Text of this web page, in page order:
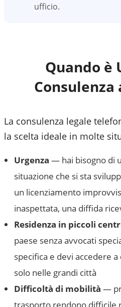
ufficio.
Quando è
Consulenza
La consulenza legale
la scelta ideale in molte
Urgenza — hai bisogno di
situazione che si sta
un licenziamento
inaspettata, una diffida
Residenza in piccoli
paese senza avvocati
specifica e devi accedere
solo nelle grandi città
Difficoltà di mobilità —